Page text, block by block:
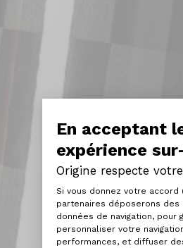
En acceptant
expérience
Origine respecte
Plateforme de
Si vous donnez votre accord
partenaires déposerons
données de navigation,
personnaliser votre
performances, et diffuser